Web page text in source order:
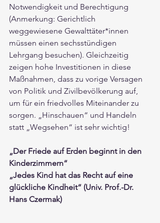
Notwendigkeit und Berechtigung
(Anmerkung: Gerichtlich
weggewiesene Gewalttäter*innen
müssen einen sechsstündigen
Lehrgang besuchen). Gleichzeitig
zeigen hohe Investitionen in diese
Maßnahmen, dass zu vorige Versagen
von Politik und Zivilbevölkerung auf,
um für ein friedvolles Miteinander zu
sorgen. „Hinschauen“ und Handeln
statt „Wegsehen“ ist sehr wichtig!
„Der Friede auf Erden beginnt in den
Kinderzimmern“
„Jedes Kind hat das Recht auf eine
glückliche Kindheit“ (Univ. Prof.-Dr.
Hans Czermak)